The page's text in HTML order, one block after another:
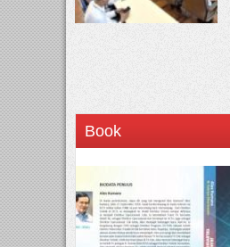
Book